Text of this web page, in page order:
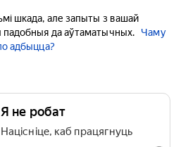
шкада, але запыты з вашай
да аўтаматычных.
Чаму
адбыцца?
Я не робат
Націсніце, каб працягнуць